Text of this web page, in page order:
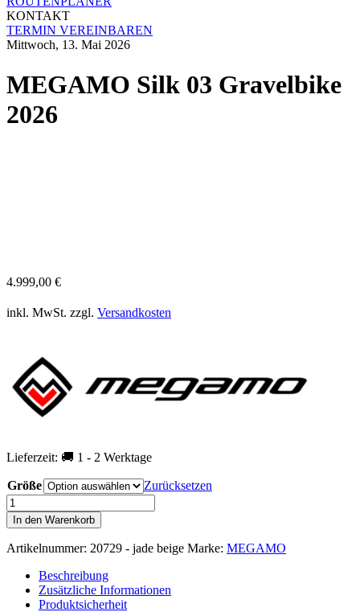
KONTAKT
TERMIN VEREINBAREN
Mittwoch, 13. Mai 2026
MEGAMO Silk 03 Gravelbike
2026
4.999,00 €
inkl. MwSt. zzgl. Versandkosten
Lieferzeit: 🚚 1 - 2 Werktage
Größe
Zurücksetzen
MEGAMO
Silk
03
Gravelbike
Menge
In den Warenkorb
Artikelnummer: 20729 - jade beige Marke: MEGAMO
Beschreibung
Zusätzliche Informationen
Produktsicherheit